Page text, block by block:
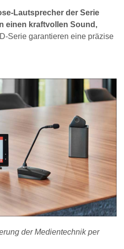
Lautsprecher der Serie
einen kraftvollen Sound,
Serie garantieren eine präzise
der Medientechnik per